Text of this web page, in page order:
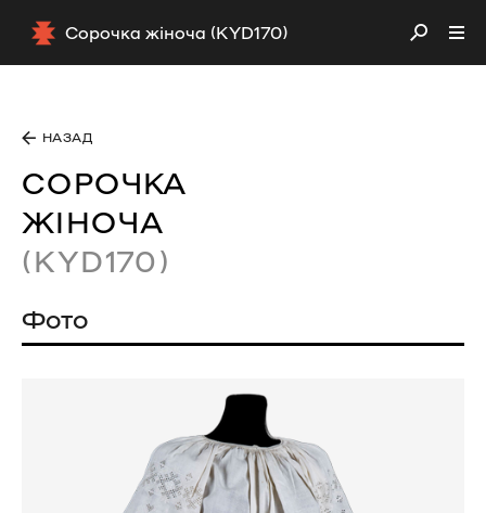
Сорочка жіноча (KYD170)
НАЗАД
СОРОЧКА
ЖІНОЧА
(KYD170)
Фото